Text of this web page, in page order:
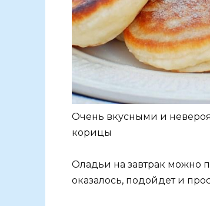
Очень вкусными и
корицы
Оладьи на завтрак можно
оказалось, подойдет и